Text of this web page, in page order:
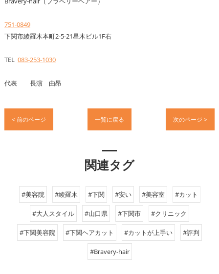
751-0849
下関市綾羅木本町2-5-21星木ビル1F右
TEL 083-253-1030
代表 長濵 由昂
< 前のページ 一覧に戻る 次のページ >
関連タグ
#美容院 #綾羅木 #下関 #安い #美容室 #カット
#大人スタイル #山口県 #下関市 #クリニック
#下関美容院 #下関ヘアカット #カットが上手い #評判
#Bravery-hair